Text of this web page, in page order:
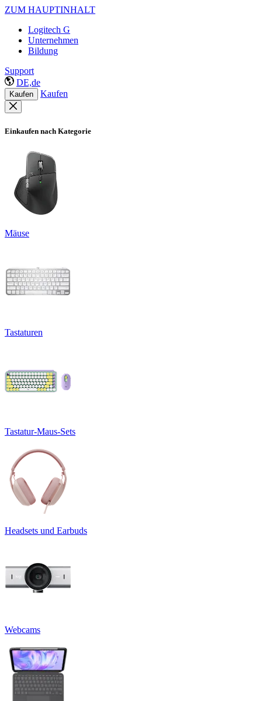
ZUM HAUPTINHALT
Logitech G
Unternehmen
Bildung
Support
DE,de
Kaufen Kaufen
Einkaufen nach Kategorie
Mäuse
Tastaturen
Tastatur-Maus-Sets
Headsets und Earbuds
Webcams